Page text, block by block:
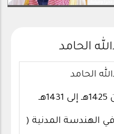
الحامد
الحامد
في الهندسة المدنية (